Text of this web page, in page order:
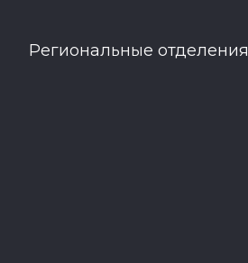
Региональные отделения